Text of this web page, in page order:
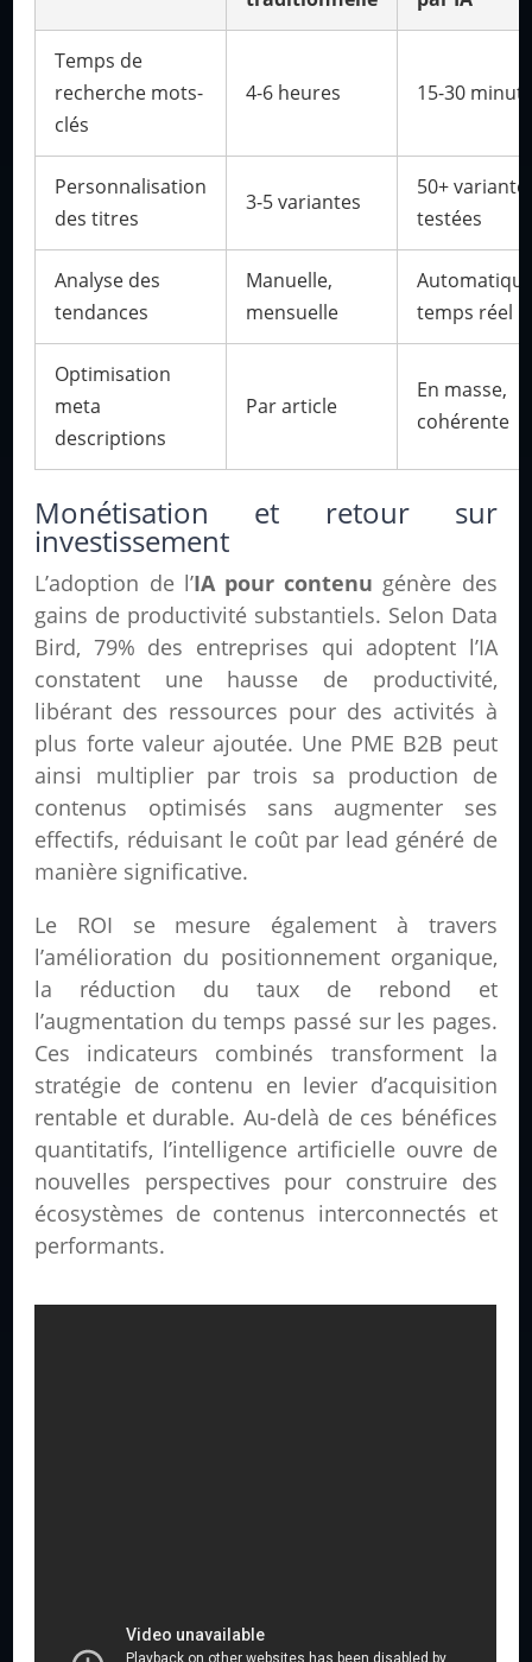
Temps de
recherche mots-
clés
4-6 heures 15-30
Personnalisation
des titres
3-5 variantes
50+
testées
Analyse des
tendances
Manuelle,
mensuelle
temps réel
Optimisation
meta
descriptions
Par article
En masse,
cohérente
Monétisation et retour sur
investissement
L’adoption de l’IA pour contenu génère des
gains de productivité substantiels. Selon Data
Bird, 79% des entreprises qui adoptent l’IA
constatent une hausse de productivité,
libérant des ressources pour des activités à
plus forte valeur ajoutée. Une PME B2B peut
ainsi multiplier par trois sa production de
contenus optimisés sans augmenter ses
effectifs, réduisant le coût par lead généré de
manière significative.
Le ROI se mesure également à travers
l’amélioration du positionnement organique,
la réduction du taux de rebond et
l’augmentation du temps passé sur les pages.
Ces indicateurs combinés transforment la
stratégie de contenu en levier d’acquisition
rentable et durable. Au-delà de ces bénéfices
quantitatifs, l’intelligence artificielle ouvre de
nouvelles perspectives pour construire des
écosystèmes de contenus interconnectés et
performants.